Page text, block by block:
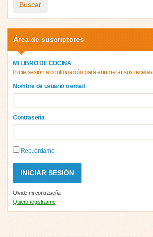
Buscar
Área de suscriptores
MI LIBRO DE COCINA
Inicie sesión a continuación para enumerar sus recetas
Nombre de usuario o email
Contraseña
Recuérdame
Olvide mi contraseña
Quiero registrarme